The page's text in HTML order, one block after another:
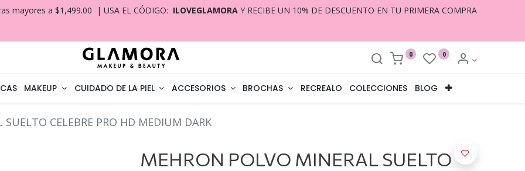
mayores a $1,499.00 | USA EL CÓDIGO: ILOVEGLAMORA Y RECIBE UN 10% DE DESCUENTO EN TU PRIMERA COMPRA
0 0
MAKEUP CUIDADO DE LA PIEL ACCESORIOS BROCHAS RECREALO COLECCIONES BLOG
CELEBRE PRO HD MEDIUM DARK
MEHRON POLVO MINERAL SUELTO